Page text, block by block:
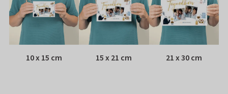
10 x 15 cm 15 x 21 cm 21 x 30 cm